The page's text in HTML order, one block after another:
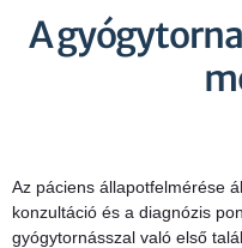
A
Az páciens állapotfelmérése
konzultáció és a diagnózis
gyógytornásszal való első